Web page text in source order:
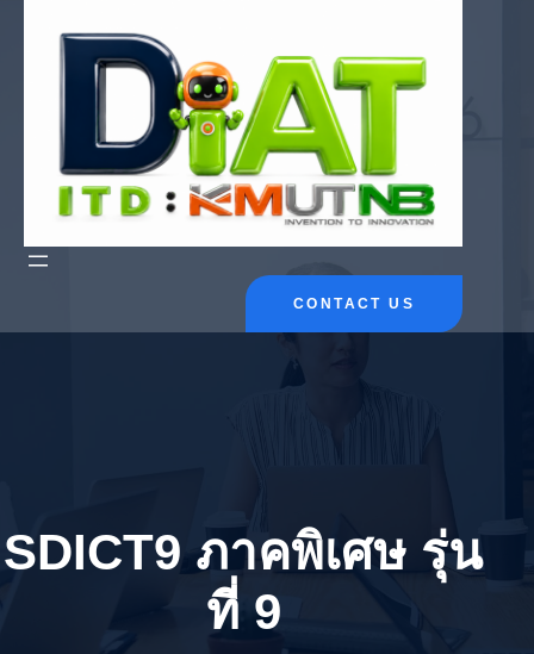
CONTACT US
SDICT9 ภาคพิเศษ รุ่น
ที่ 9